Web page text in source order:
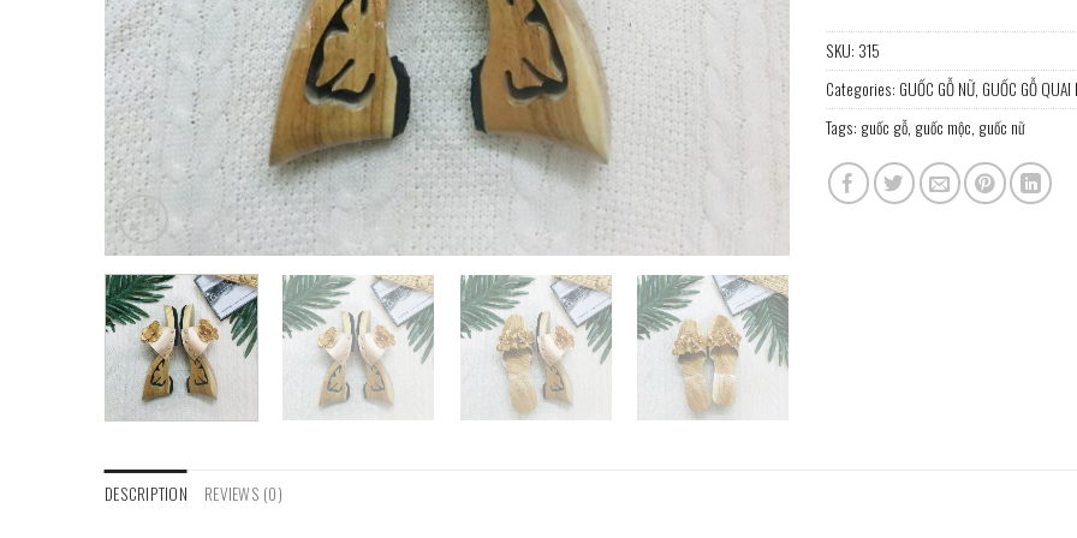
SKU: 315
Categories: GUỐC GỖ NỮ, GUỐC GỖ QUAI
Tags: guốc gỗ, guốc mộc, guốc nữ
DESCRIPTION REVIEWS (0)